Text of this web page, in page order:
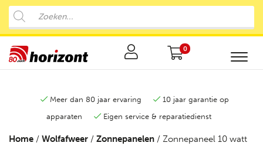
0
Meer dan 80 jaar ervaring
10 jaar garantie op
apparaten
Eigen service & reparatiedienst
Home / Wolfafweer / Zonnepanelen / Zonnepaneel 10 watt